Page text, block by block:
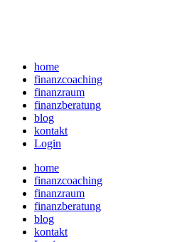
home
finanzcoaching
finanzraum
finanzberatung
blog
kontakt
Login
home
finanzcoaching
finanzraum
finanzberatung
blog
kontakt